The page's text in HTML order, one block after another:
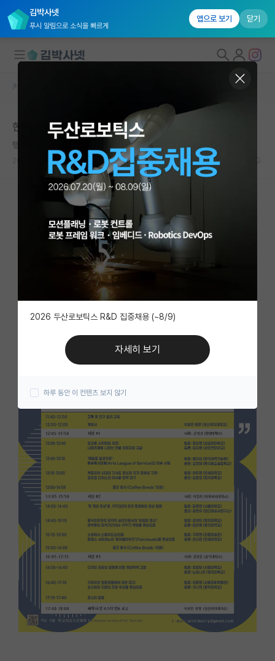
김박사넷
푸시 알림으로 소식을 빠르게
앱으로 보기 닫기
국내대학원 정보
연구실&오픈랩
커뮤니티
커뮤니티 홈
전체글보기
베스트 게시판
IF 명예의전당
자유 게시판(아무개랩)
미국 유학 게시판
미국 대학원 합격 후기 게시판
대학원 합격 후기 게시판
연구실(PI) 홍보 게시판
석박사 채용 정보 게시판
임용 정보 게시판
학부 인턴 게시판
취업 게시판
임용 후기 게시판
PI 전용 게시판
인문사회 계열 게시판
특수/전문대학원 게시판
커뮤니티 홈
한국미술이론학회 춘계 학술대회
행복한 윌리엄 켈빈
2026.04.08 0 723
2026 두산로보틱스 R&D 집중채용 (~8/9)
자세히 보기
하루 동안 이 컨텐츠 보지 않기